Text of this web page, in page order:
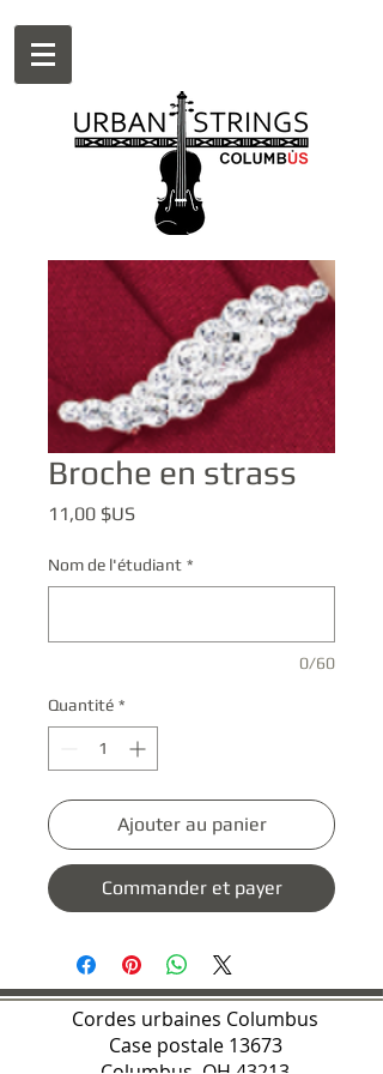
Broche en strass
11,00 $USPrix
Nom de l'étudiant *
0/60
Quantité *
Ajouter au panier
Commander et payer
Cordes urbaines Columbus
Case postale 13673